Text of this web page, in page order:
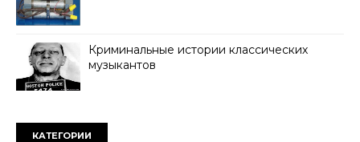
Криминальные истории классических
музыкантов
КАТЕГОРИИ